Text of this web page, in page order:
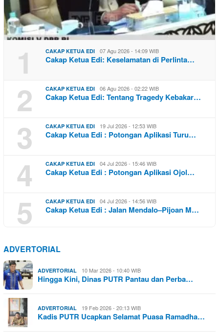
1 CAKAP KETUA EDI 07 Agu 2026 - 14:09 WIB
Cakap Ketua Edi: Keselamatan di Perlinta…
2 CAKAP KETUA EDI 06 Agu 2026 - 02:22 WIB
Cakap Ketua Edi: Tentang Tragedy Kebakar…
3 CAKAP KETUA EDI 19 Jul 2026 - 12:53 WIB
Cakap Ketua Edi : Potongan Aplikasi Turu…
4 CAKAP KETUA EDI 04 Jul 2026 - 15:46 WIB
Cakap Ketua Edi : Potongan Aplikasi Ojol…
5 CAKAP KETUA EDI 04 Jul 2026 - 14:56 WIB
Cakap Ketua Edi : Jalan Mendalo–Pijoan M…
ADVERTORIAL
ADVERTORIAL 10 Mar 2026 - 10:40 WIB
Hingga Kini, Dinas PUTR Pantau dan Perba…
ADVERTORIAL 19 Feb 2026 - 20:13 WIB
Kadis PUTR Ucapkan Selamat Puasa Ramadha…